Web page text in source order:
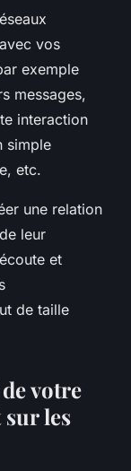
avec vos
exemple
messages,
interaction
simple
etc.
une relation
leur
et
de taille
votre
les